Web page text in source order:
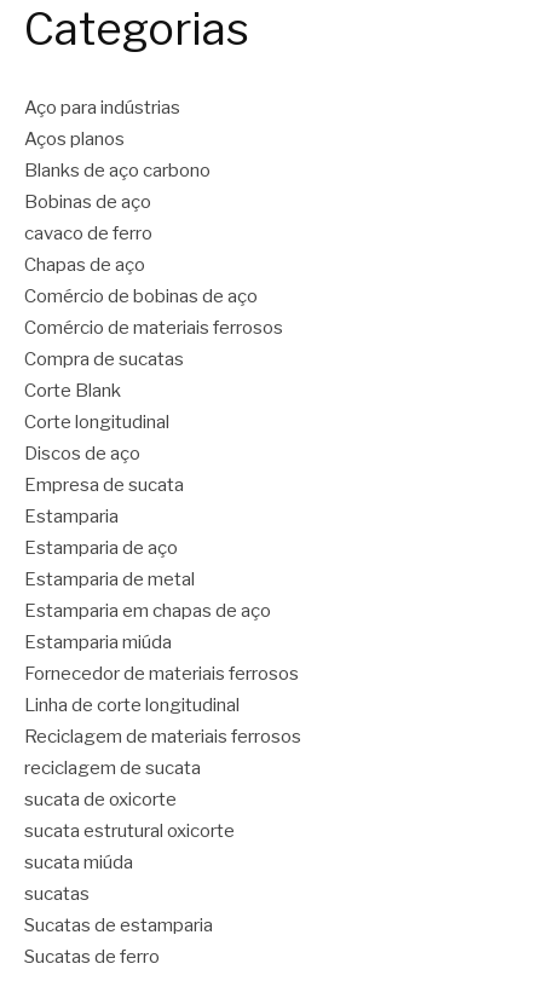
Categorias
Aço para indústrias
Aços planos
Blanks de aço carbono
Bobinas de aço
cavaco de ferro
Chapas de aço
Comércio de bobinas de aço
Comércio de materiais ferrosos
Compra de sucatas
Corte Blank
Corte longitudinal
Discos de aço
Empresa de sucata
Estamparia
Estamparia de aço
Estamparia de metal
Estamparia em chapas de aço
Estamparia miúda
Fornecedor de materiais ferrosos
Linha de corte longitudinal
Reciclagem de materiais ferrosos
reciclagem de sucata
sucata de oxicorte
sucata estrutural oxicorte
sucata miúda
sucatas
Sucatas de estamparia
Sucatas de ferro